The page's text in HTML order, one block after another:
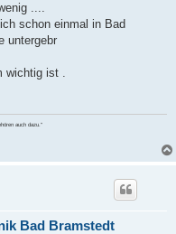
....
schon einmal in Bad
untergebr
wichtig ist .
auch dazu."
Bad Bramstedt